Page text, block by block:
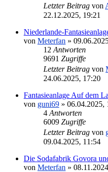
Letzter Beitrag von
22.12.2025, 19:21
Niederlande-
von Meterfan »
12 Antworten
9691 Zugriffe
Letzter Beitrag von
24.06.2025, 17:20
Fantasieanlage Auf dem
von guni69 » 06.04.2025,
4 Antworten
6009 Zugriffe
Letzter Beitrag von
09.04.2025, 11:54
Die Sodafabrik Govora
von Meterfan »